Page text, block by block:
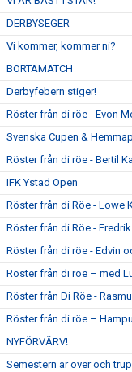
DERBYSEGER
Vi kommer, kommer ni?
BORTAMATCH
Derbyfebern stiger!
Röster från di röe - Evon
Svenska Cupen &
Röster från di röe - Bertil
IFK Ystad Open
Röster från di Röe - Lowe
Röster från di Röe -
Röster från di röe - Edvin
Röster från di röe – med
Röster från Di Röe -
Röster från di röe –
NYFÖRVÄRV!
Semestern är över och